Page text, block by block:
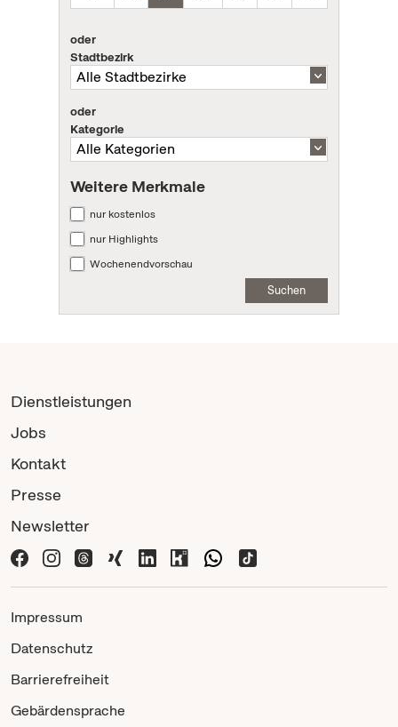
oder
Stadtbezirk
oder
Kategorie
Weitere Merkmale
nur kostenlos
nur Highlights
Wochenendvorschau
Suchen
Dienstleistungen
Jobs
Kontakt
Presse
Newsletter
Impressum
Datenschutz
Barrierefreiheit
Gebärdensprache